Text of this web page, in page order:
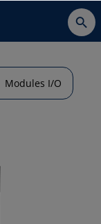
Modules I/O